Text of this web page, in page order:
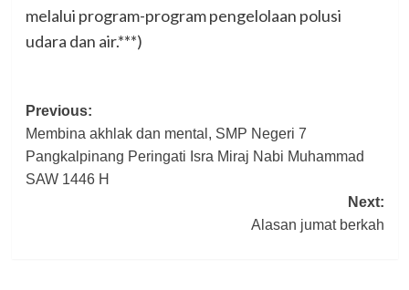
melalui program-program pengelolaan polusi
udara dan air.***)
Post
navigation
Previous:
Membina akhlak dan mental, SMP Negeri 7
Pangkalpinang Peringati Isra Miraj Nabi Muhammad
SAW 1446 H
Next:
Alasan jumat berkah